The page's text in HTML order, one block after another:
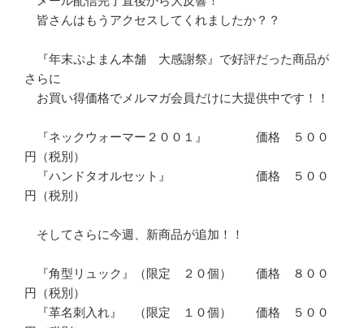
皆さんはもうアクセスしてくれましたか？？
『年末ぷよまん本舗　大感謝祭』で好評だった商品が
さらに
お買い得価格でメルマガ会員だけに大提供中です！！
『ネックウォーマー２００１』　　　　価格　５００
円（税別）
『ハンドタオルセット』　　　　　　　価格　５００
円（税別）
そしてさらに今週、新商品が追加！！
『角型リュック』（限定　２０個）　　価格　８００
円（税別）
『革名刺入れ』　（限定　１０個）　　価格　５００